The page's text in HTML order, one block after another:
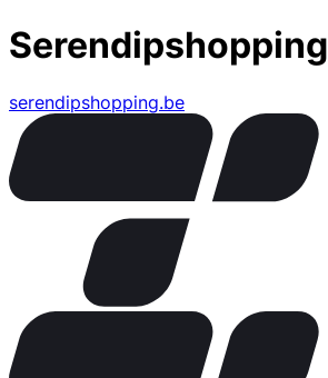
Serendipshopping
serendipshopping.be